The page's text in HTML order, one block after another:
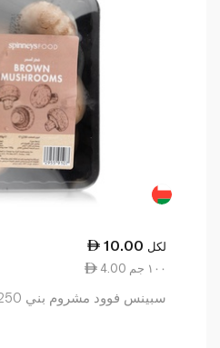
10.00 لكل
4.00 ١٠٠ جم
سبينس فوود مشروم بني 250 غرام